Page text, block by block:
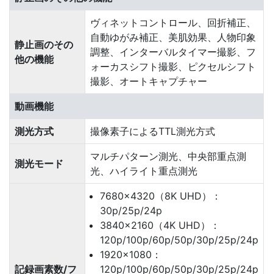
静止画のその
他の機能
ヴィネットコントロール、回折補正、
自動ゆがみ補正、美肌効果、人物印象
調整、インターバルタイマー撮影、フ
ォーカスシフト撮影、ピクセルシフト
撮影、オートキャプチャー
動画機能
測光方式 撮像素子によるTTL測光方式
測光モード
マルチパターン測光、中央部重点測
光、ハイライト重点測光
記録画素数/フ
7680×4320（8K UHD）：
30p/25p/24p
3840×2160（4K UHD）：
120p/100p/60p/50p/30p/25p/24p
1920×1080：
120p/100p/60p/50p/30p/25p/24p